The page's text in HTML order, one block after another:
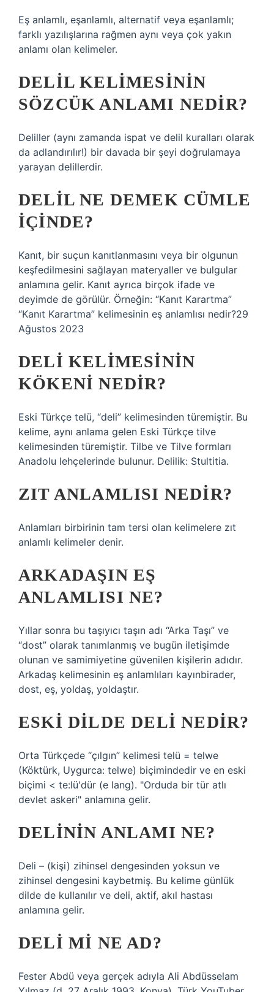
Eş anlamlı, eşanlamlı, alternatif veya eşanlamlı;
farklı yazılışlarına rağmen aynı veya çok yakın
anlamı olan kelimeler.
DELIL KELIMESININ
SÖZCÜK ANLAMI NEDIR?
Deliller (aynı zamanda ispat ve delil kuralları olarak
da adlandırılır!) bir davada bir şeyi doğrulamaya
yarayan delillerdir.
DELIL NE DEMEK CÜMLE
IÇINDE?
Kanıt, bir suçun kanıtlanmasını veya bir olgunun
keşfedilmesini sağlayan materyaller ve bulgular
anlamına gelir. Kanıt ayrıca birçok ifade ve
deyimde de görülür. Örneğin: “Kanıt Karartma”
“Kanıt Karartma” kelimesinin eş anlamlısı nedir?29
Ağustos 2023
DELI KELIMESININ
KÖKENI NEDIR?
Eski Türkçe telü, “deli” kelimesinden türemiştir. Bu
kelime, aynı anlama gelen Eski Türkçe tilve
kelimesinden türemiştir. Tilbe ve Tilve formları
Anadolu lehçelerinde bulunur. Delilik: Stultitia.
ZIT ANLAMLISI NEDIR?
Anlamları birbirinin tam tersi olan kelimelere zıt
anlamlı kelimeler denir.
ARKADAŞIN EŞ
ANLAMLISI NE?
Yıllar sonra bu taşıyıcı taşın adı “Arka Taşı” ve
“dost” olarak tanımlanmış ve bugün iletişimde
olunan ve samimiyetine güvenilen kişilerin adıdır.
Arkadaş kelimesinin eş anlamlıları kayınbirader,
dost, eş, yoldaş, yoldaştır.
ESKI DILDE DELI NEDIR?
Orta Türkçede “çılgın” kelimesi telü = telwe
(Köktürk, Uygurca: telwe) biçimindedir ve en eski
biçimi < te:lü'dür (e lang). "Orduda bir tür atlı
devlet askeri" anlamına gelir.
DELININ ANLAMI NE?
Deli – (kişi) zihinsel dengesinden yoksun ve
zihinsel dengesini kaybetmiş. Bu kelime günlük
dilde de kullanılır ve deli, aktif, akıl hastası
anlamına gelir.
DELI MI NE AD?
Fester Abdü veya gerçek adıyla Ali Abdüsselam